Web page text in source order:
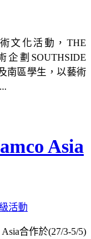
文化活動，THE
劃SOUTHSIDE
南區學生，以藝術
Asia
合作於(27/3-5/5)